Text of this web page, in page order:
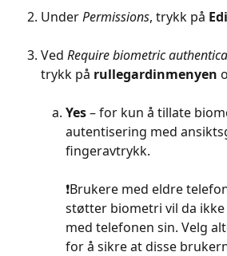
Under Permissions, trykk på
Ved Require biometric
trykk på rullegardinmenyen
Yes – for kun å tillate
autentisering med
fingeravtrykk.
❗️Brukere med eldre
støtter biometri vil da
med telefonen sin. Velg
for å sikre at disse